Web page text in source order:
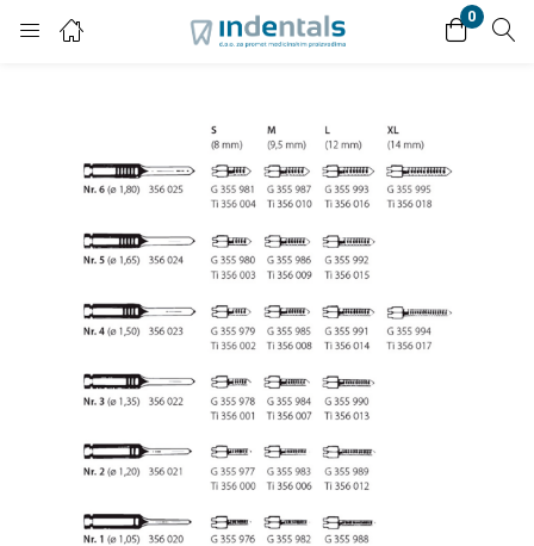
0
Login
Enter your username and password to login.
Remember me Lost password?